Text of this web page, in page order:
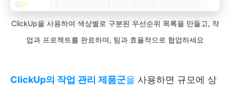
ClickUp을 사용하여 색상별로 구분된 우선순위 목록을 만들고, 작
업과 프로젝트를 완료하며, 팀과 효율적으로 협업하세요
ClickUp의 작업 관리 제품군을 사용하면 규모에 상